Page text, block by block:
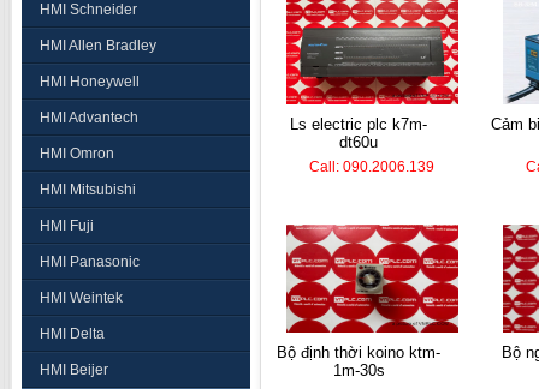
HMI Schneider
HMI Allen Bradley
HMI Honeywell
HMI Advantech
HMI Omron
HMI Mitsubishi
HMI Fuji
HMI Panasonic
HMI Weintek
HMI Delta
HMI Beijer
ls electric plc k7m-
dt60u
Call: 090.2006.139
cảm
bộ định thời koino ktm-
1m-30s
bộ